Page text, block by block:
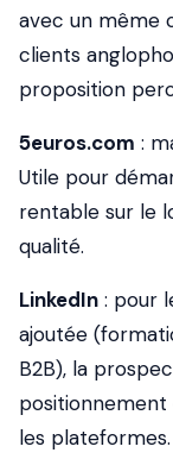
avec un même
clients
proposition
5euros.com :
Utile pour
rentable sur le
qualité.
LinkedIn : pour
ajoutée
B2B), la
les